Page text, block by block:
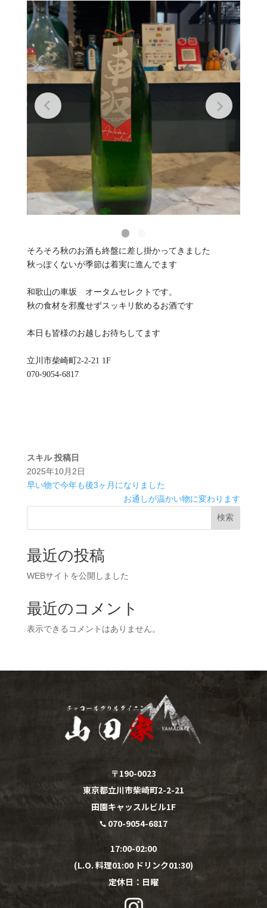
そろそろ秋のお酒も終盤に差し掛かってきました
秋っぽくないが季節は着実に進んでます
和歌山の車坂 オータムセレクトです。
秋の食材を邪魔せずスッキリ飲めるお酒です
本日も皆様のお越しお待ちしてます
立川市柴崎町2-2-21 1F
070-9054-6817
スキル 投稿日
2025年10月2日
早い物で今年も後3ヶ月になりました
お通しが温かい物に変わります
検索
最近の投稿
WEBサイトを公開しました
最近のコメント
表示できるコメントはありません。
〒190-0023
東京都立川市柴崎町2-2-21
田園キャッスルビル1F
 070-9054-6817
17:00-02:00
(L.O. 料理01:00 ドリンク01:30)
定休日： 日曜